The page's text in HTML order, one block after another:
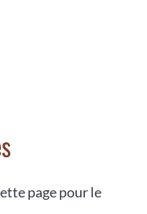
page pour le